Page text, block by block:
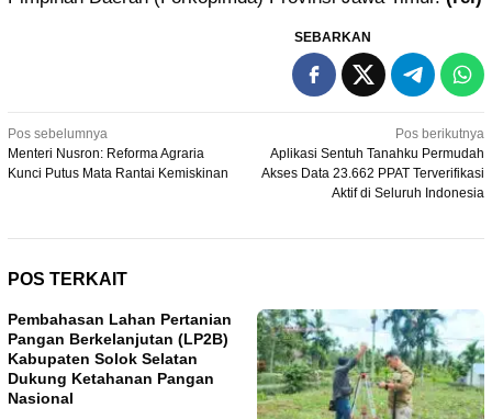
SEBARKAN
Navigasi
pos
Pos sebelumnya
Menteri Nusron: Reforma Agraria
Kunci Putus Mata Rantai Kemiskinan
Pos berikutnya
Aplikasi Sentuh Tanahku Permudah
Akses Data 23.662 PPAT Terverifikasi
Aktif di Seluruh Indonesia
POS TERKAIT
Pembahasan Lahan Pertanian
Pangan Berkelanjutan (LP2B)
Kabupaten Solok Selatan
Dukung Ketahanan Pangan
Nasional